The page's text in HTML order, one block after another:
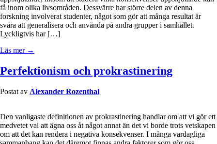
få inom olika livsområden. Dessvärre har större delen av denna
forskning involverat studenter, något som gör att många resultat är
svåra att generalisera och använda på andra grupper i samhället.
Lyckligtvis har […]
Läs mer →
Perfektionism och prokrastinering
Postat av Alexander Rozenthal
Den vanligaste definitionen av prokrastinering handlar om att vi gör ett
medvetet val att ägna oss åt något annat än det vi borde trots vetskapen
om att det kan rendera i negativa konsekvenser. I många vardagliga